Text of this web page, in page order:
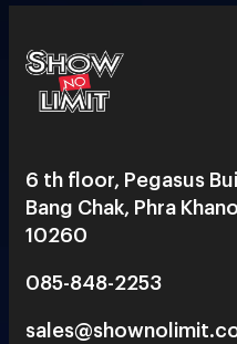
6 th floor, Pegasus
Bang Chak, Phra
10260
085-848-2253